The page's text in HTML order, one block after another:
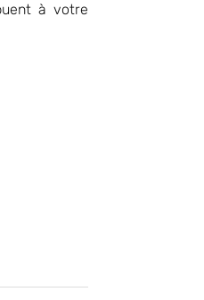
à votre